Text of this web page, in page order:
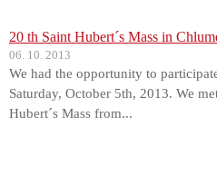
20 th Saint Hubert´s Mass in
06. 10. 2013
We had the opportunity to
Saturday, October 5th, 2013. We
Hubert´s Mass from...